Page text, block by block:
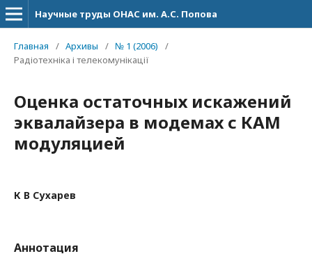
Научные труды ОНАС им. А.С. Попова
Главная / Архивы / № 1 (2006)
/
Радіотехніка і телекомунікації
Оценка остаточных искажений
эквалайзера в модемах с КАМ
модуляцией
К В Сухарев
Аннотация